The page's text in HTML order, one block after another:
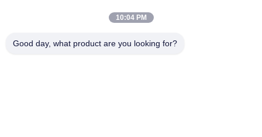
10:04 PM
Good day, what product are you looking for?